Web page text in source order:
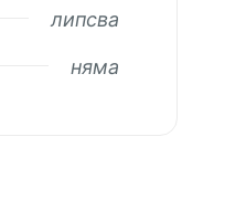
липсва
няма